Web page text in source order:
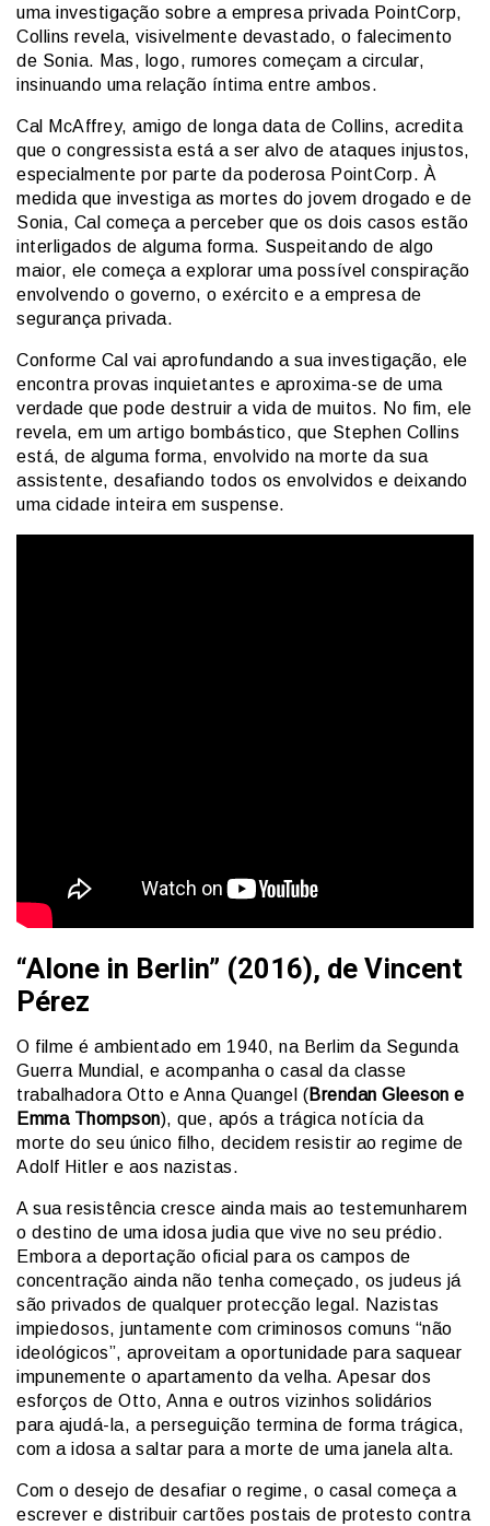
uma investigação sobre a empresa privada PointCorp,
Collins revela, visivelmente devastado, o falecimento
de Sonia. Mas, logo, rumores começam a circular,
insinuando uma relação íntima entre ambos.
Cal McAffrey, amigo de longa data de Collins, acredita
que o congressista está a ser alvo de ataques injustos,
especialmente por parte da poderosa PointCorp. À
medida que investiga as mortes do jovem drogado e de
Sonia, Cal começa a perceber que os dois casos estão
interligados de alguma forma. Suspeitando de algo
maior, ele começa a explorar uma possível conspiração
envolvendo o governo, o exército e a empresa de
segurança privada.
Conforme Cal vai aprofundando a sua investigação, ele
encontra provas inquietantes e aproxima-se de uma
verdade que pode destruir a vida de muitos. No fim, ele
revela, em um artigo bombástico, que Stephen Collins
está, de alguma forma, envolvido na morte da sua
assistente, desafiando todos os envolvidos e deixando
uma cidade inteira em suspense.
“Alone in Berlin” (2016), de Vincent
Pérez
O filme é ambientado em 1940, na Berlim da Segunda
Guerra Mundial, e acompanha o casal da classe
trabalhadora Otto e Anna Quangel (Brendan Gleeson e
Emma Thompson), que, após a trágica notícia da
morte do seu único filho, decidem resistir ao regime de
Adolf Hitler e aos nazistas.
A sua resistência cresce ainda mais ao testemunharem
o destino de uma idosa judia que vive no seu prédio.
Embora a deportação oficial para os campos de
concentração ainda não tenha começado, os judeus já
são privados de qualquer protecção legal. Nazistas
impiedosos, juntamente com criminosos comuns “não
ideológicos”, aproveitam a oportunidade para saquear
impunemente o apartamento da velha. Apesar dos
esforços de Otto, Anna e outros vizinhos solidários
para ajudá-la, a perseguição termina de forma trágica,
com a idosa a saltar para a morte de uma janela alta.
Com o desejo de desafiar o regime, o casal começa a
escrever e distribuir cartões postais de protesto contra